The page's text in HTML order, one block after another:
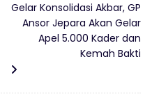
Gelar Konsolidasi Akbar, GP
Ansor Jepara Akan Gelar
Apel 5.000 Kader dan
Kemah Bakti